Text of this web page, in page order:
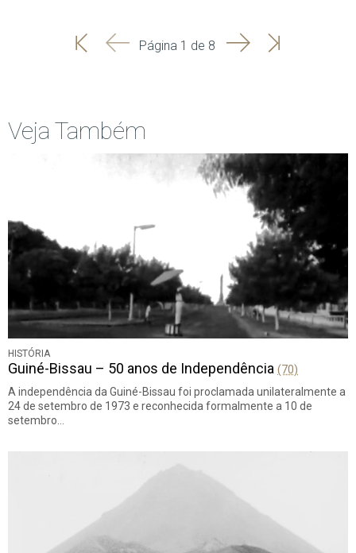
'
'
Página 1 de 8 SeguinteÚltima
Veja Também
HISTÓRIA
Guiné-Bissau – 50 anos de Independência (70)
A independência da Guiné-Bissau foi proclamada unilateralmente a
24 de setembro de 1973 e reconhecida formalmente a 10 de
setembro…